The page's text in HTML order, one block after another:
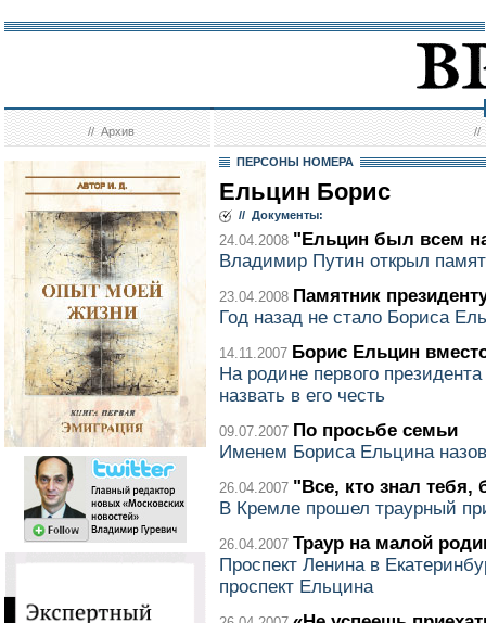
//Архив //
ПЕРСОНЫ НОМЕРА
Ельцин Борис
// Документы:
24.04.2008 "Ельцин был всем
Владимир Путин открыл
23.04.2008 Памятник
Год назад не стало Бориса
14.11.2007 Борис Ельцин
На родине первого
назвать в его честь
09.07.2007 По просьбе семьи
Именем Бориса Ельцина
26.04.2007 "Все, кто знал тебя,
В Кремле прошел траурный
26.04.2007 Траур на малой
Проспект Ленина в
проспект Ельцина